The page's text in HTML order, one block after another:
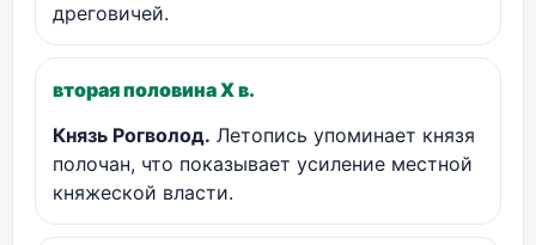
дреговичей.
вторая половина X в.
Князь Рогволод. Летопись упоминает князя
полочан, что показывает усиление местной
княжеской власти.